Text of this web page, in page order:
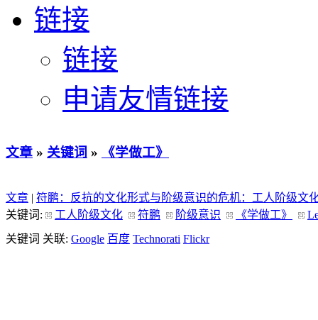
链接
链接
申请友情链接
文章 » 关键词 » 《学做工》
文章 | 符鹏：反抗的文化形式与阶级意识的危机：工人阶级文
关键词:
工人阶级文化 符鹏 阶级意识 《学做工》
关键词 关联: Google 百度 Technorati Flickr